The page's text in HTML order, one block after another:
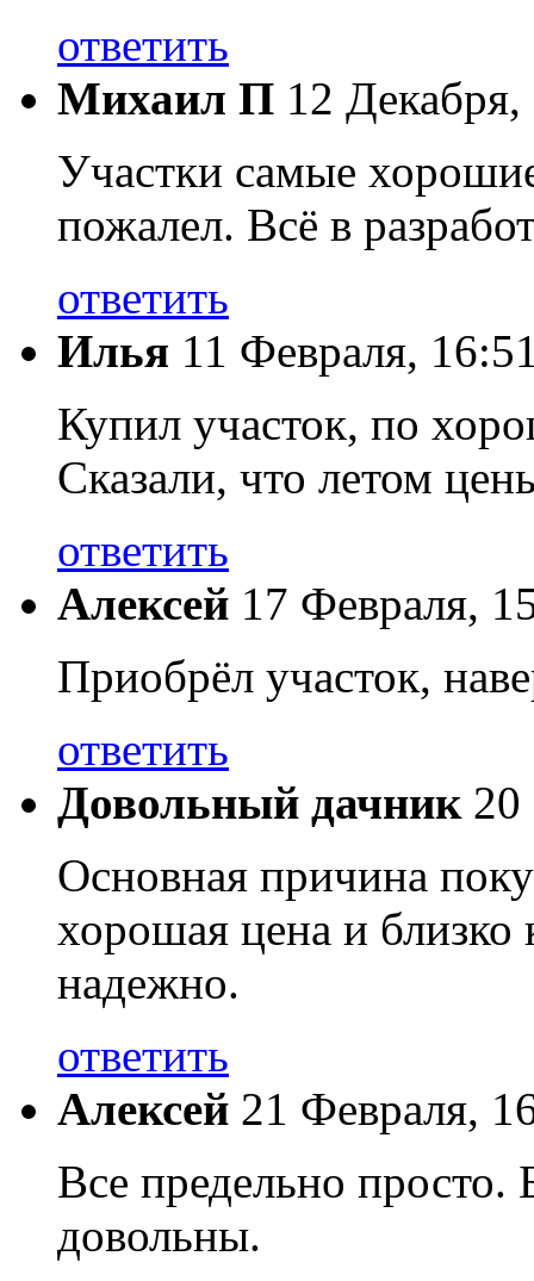
ответить
Михаил П 12
Участки самые
пожалел. Всё в
ответить
Илья 11 Февраля,
Купил участок, по
Сказали, что летом
ответить
Алексей 17 Февраля,
Приобрёл участок,
ответить
Довольный дачник 20
Основная причина
хорошая цена и близко
надежно.
ответить
Алексей 21 Февраля,
Все предельно просто.
довольны.